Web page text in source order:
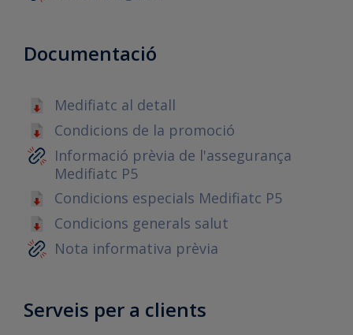
Documentació
Medifiatc al detall
Condicions de la promoció
Informació prèvia de l'assegurança
Medifiatc P5
Condicions especials Medifiatc P5
Condicions generals salut
Nota informativa prèvia
Serveis per a clients